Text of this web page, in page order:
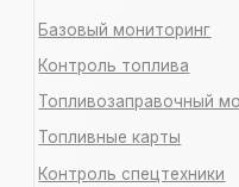
© 2007–2026 ТЭККС —